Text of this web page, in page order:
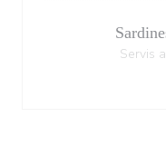
Servis